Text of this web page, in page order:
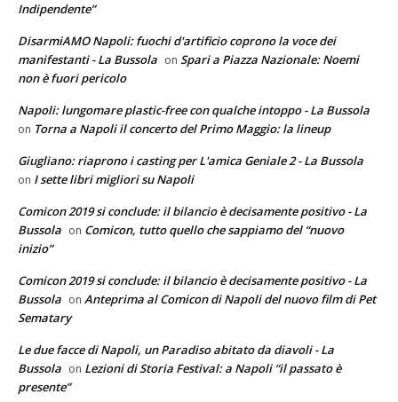
Indipendente”
DisarmiAMO Napoli: fuochi d'artificio coprono la voce dei
manifestanti - La Bussola on Spari a Piazza Nazionale: Noemi
non è fuori pericolo
Napoli: lungomare plastic-free con qualche intoppo - La Bussola
on Torna a Napoli il concerto del Primo Maggio: la lineup
Giugliano: riaprono i casting per L'amica Geniale 2 - La Bussola
on I sette libri migliori su Napoli
Comicon 2019 si conclude: il bilancio è decisamente positivo - La
Bussola on Comicon, tutto quello che sappiamo del “nuovo
inizio”
Comicon 2019 si conclude: il bilancio è decisamente positivo - La
Bussola on Anteprima al Comicon di Napoli del nuovo film di Pet
Sematary
Le due facce di Napoli, un Paradiso abitato da diavoli - La
Bussola on Lezioni di Storia Festival: a Napoli “il passato è
presente”